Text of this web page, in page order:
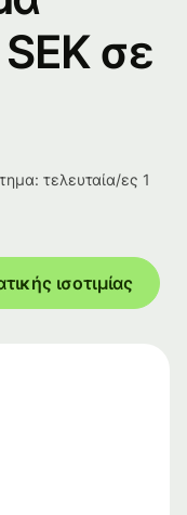
σε
τελευταία/ες 1
ισοτιμίας